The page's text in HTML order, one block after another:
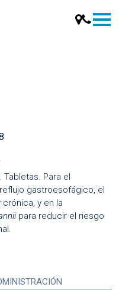
Para el
gastroesofágico, el
y en la
para reducir el riesgo